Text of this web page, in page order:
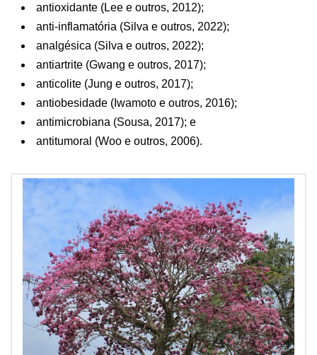
antioxidante (Lee e outros, 2012);
anti-inflamatória (Silva e outros, 2022);
analgésica (Silva e outros, 2022);
antiartrite (Gwang e outros, 2017);
anticolite (Jung e outros, 2017);
antiobesidade (Iwamoto e outros, 2016);
antimicrobiana (Sousa, 2017); e
antitumoral (Woo e outros, 2006).